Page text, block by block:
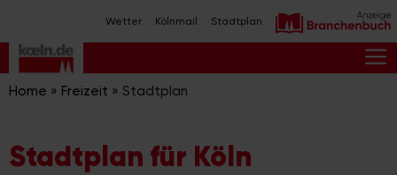
Inhalt
springen
Wetter Kölnmail Stadtplan
Home » Freizeit » Stadtplan
Stadtplan für Köln